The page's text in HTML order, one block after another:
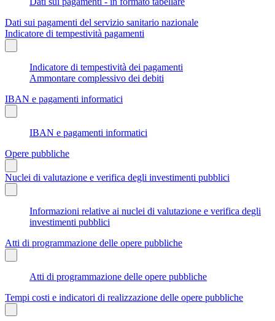
Dati sui pagamenti del servizio sanitario nazionale
Indicatore di tempestività pagamenti
Indicatore di tempestività dei pagamenti
Ammontare complessivo dei debiti
IBAN e pagamenti informatici
IBAN e pagamenti informatici
Opere pubbliche
Nuclei di valutazione e verifica degli investimenti pubblici
Informazioni relative ai nuclei di valutazione e verifica degli
investimenti pubblici
Atti di programmazione delle opere pubbliche
Atti di programmazione delle opere pubbliche
Tempi costi e indicatori di realizzazione delle opere pubbliche